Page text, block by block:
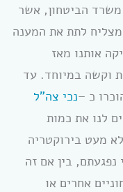
משרד הביטחון, אשר
לתת את המענה
אותנו מאז
וקשה במיוחד. עד
נכי צה”ל
לנו את כמות
מעט בירוקטריה
בין אם זה
אחרים או